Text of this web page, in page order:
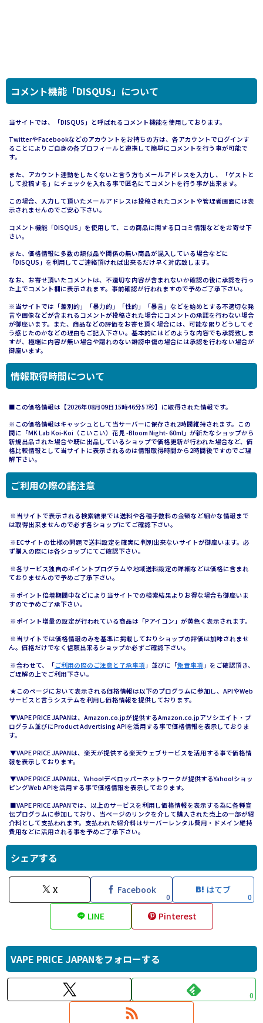
コメント機能「DISQUS」について
当サイトでは、「DISQUS」と呼ばれるコメント機能を使用しております。
TwitterやFacebookなどのアカウントをお持ちの方は、各アカウントでログインす
ることによりご自身の各プロフィールと連携して簡単にコメントを行う事が可能で
す。
また、アカウント連動をしたくないと言う方もメールアドレスを入力し、「ゲストと
して投稿する」にチェックを入れる事で匿名にてコメントを行う事が出来ます。
この場合、入力して頂いたメールアドレスは投稿されたコメントや管理者画面には表
示されませんのでご安心下さい。
コメント機能「DISQUS」を使用して、この商品に関する口コミ情報などをお寄せ下
さい。
また、価格情報に多数の類似品や関係の無い商品が混入している場合などに
「DISQUS」を利用してご連絡頂ければ出来るだけ早く対応致します。
なお、お寄せ頂いたコメントは、不適切な内容が含まれないか確認の後に承認を行っ
た上でコメント欄に表示されます。事前確認が行われますので予めご了承下さい。
※当サイトでは「差別的」「暴力的」「性的」「暴言」などを始めとする不適切な発
言や画像などが含まれるコメントが投稿された場合にコメントの承認を行わない場合
が御座います。また、商品などの評価をお寄せ頂く場合には、可能な限りどうしてそ
う感じたのかなどの理由もご記入下さい。基本的にはどのような内容でも承認致しま
すが、極端に内容が無い場合や謂れのない誹謗中傷の場合には承認を行わない場合が
御座います。
情報取得時間について
■この価格情報は【2026年08月09日15時46分57秒】に取得された情報です。
※この価格情報はキャッシュとして当サーバーに保存され2時間維持されます。この
間に「MK Lab Koi-Koi（こいこい）花見 -Bloom Night- 60ml」が新たなショップから
新規出品された場合や既に出品しているショップで価格更新が行われた場合など、価
格比較情報として当サイトに表示されるのは情報取得時間から2時間後ですのでご理
解下さい。
ご利用の際の諸注意
※当サイトで表示される検索結果では送料や各種手数料の金額など細かな情報まで
は取得出来ませんので必ず各ショップにてご確認下さい。
※ECサイトの仕様の問題で送料設定を確実に判別出来ないサイトが御座います。必
ず購入の際には各ショップにてご確認下さい。
※各サービス独自のポイントプログラムや地域送料設定の詳細などは価格に含まれ
ておりませんので予めご了承下さい。
※ポイント倍増期間中などにより当サイトでの検索結果よりお得な場合も御座いま
すので予めご了承下さい。
※ポイント増量の設定が行われている商品は「Pアイコン」が黄色く表示されます。
※当サイトでは価格情報のみを基準に掲載しておりショップの評価は加味されませ
ん。価格だけでなく信頼出来るショップか必ずご確認下さい。
※合わせて、「ご利用の際のご注意と了承事項 」並びに「免責事項 」をご確認頂き、
ご理解の上でご利用下さい。
★このページにおいて表示される価格情報は以下のプログラムに参加し、APIやWeb
サービスと言うシステムを利用し価格情報を提供しております。
▼VAPE PRICE JAPANは、Amazon.co.jpが提供するAmazon.co.jpアソシエイト・プ
ログラム並びにProduct Advertising APIを活用する事で価格情報を表示しておりま
す。
▼VAPE PRICE JAPANは、楽天が提供する楽天ウェブサービスを活用する事で価格情
報を表示しております。
▼VAPE PRICE JAPANは、Yahoo!デベロッパーネットワークが提供するYahoo!ショッ
ピングWeb APIを活用する事で価格情報を表示しております。
■VAPE PRICE JAPANでは、以上のサービスを利用し価格情報を表示する為に各種宣
伝プログラムに参加しており、当ページのリンクを介して購入された売上の一部が紹
介料として支払われます。支払われた紹介料はサーバーレンタル費用・ドメイン維持
費用などに活用される事を予めご了承下さい。
シェアする
X Facebook
0
はてブ
0
LINE Pinterest
VAPE PRICE JAPANをフォローする
0